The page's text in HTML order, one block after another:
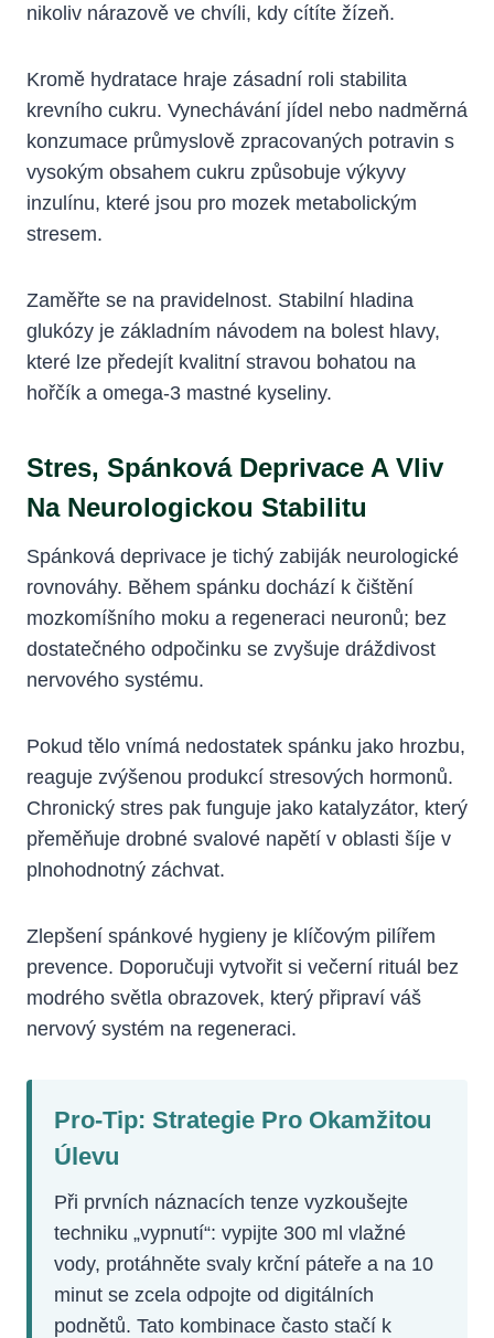
nikoliv nárazově ve chvíli, kdy cítíte žízeň.
Kromě hydratace hraje zásadní roli stabilita
krevního cukru. Vynechávání jídel nebo nadměrná
konzumace průmyslově zpracovaných potravin s
vysokým obsahem cukru způsobuje výkyvy
inzulínu, které jsou pro mozek metabolickým
stresem.
Zaměřte se na pravidelnost. Stabilní hladina
glukózy je základním návodem na bolest hlavy,
které lze předejít kvalitní stravou bohatou na
hořčík a omega-3 mastné kyseliny.
Stres, Spánková Deprivace A Vliv
Na Neurologickou Stabilitu
Spánková deprivace je tichý zabiják neurologické
rovnováhy. Během spánku dochází k čištění
mozkomíšního moku a regeneraci neuronů; bez
dostatečného odpočinku se zvyšuje dráždivost
nervového systému.
Pokud tělo vnímá nedostatek spánku jako hrozbu,
reaguje zvýšenou produkcí stresových hormonů.
Chronický stres pak funguje jako katalyzátor, který
přeměňuje drobné svalové napětí v oblasti šíje v
plnohodnotný záchvat.
Zlepšení spánkové hygieny je klíčovým pilířem
prevence. Doporučuji vytvořit si večerní rituál bez
modrého světla obrazovek, který připraví váš
nervový systém na regeneraci.
Pro-Tip: Strategie Pro Okamžitou
Úlevu
Při prvních náznacích tenze vyzkoušejte
techniku „vypnutí“: vypijte 300 ml vlažné
vody, protáhněte svaly krční páteře a na 10
minut se zcela odpojte od digitálních
podnětů. Tato kombinace často stačí k